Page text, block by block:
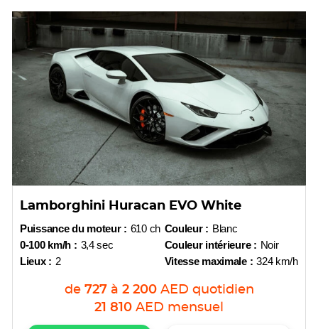
Lamborghini Huracan EVO White
Puissance du moteur : 610 ch
0-100 km/h : 3,4 sec
Lieux : 2
Couleur : Blanc
Couleur intérieure : Noir
Vitesse maximale : 324 km/h
de 727 à 2 200 AED quotidien
21 810 AED mensuel